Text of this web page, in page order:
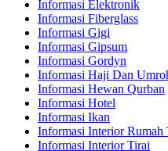
Informasi Elektronik
Informasi Fiberglass
Informasi Gigi
Informasi Gipsum
Informasi Gordyn
Informasi Haji Dan
Informasi Hewan Qurban
Informasi Hotel
Informasi Ikan
Informasi Interior Rumah
Informasi Interior Tirai